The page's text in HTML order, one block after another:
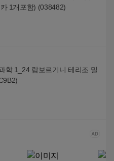
1개포함) (038482)
학 1_24 람보르기니 테리조 밀